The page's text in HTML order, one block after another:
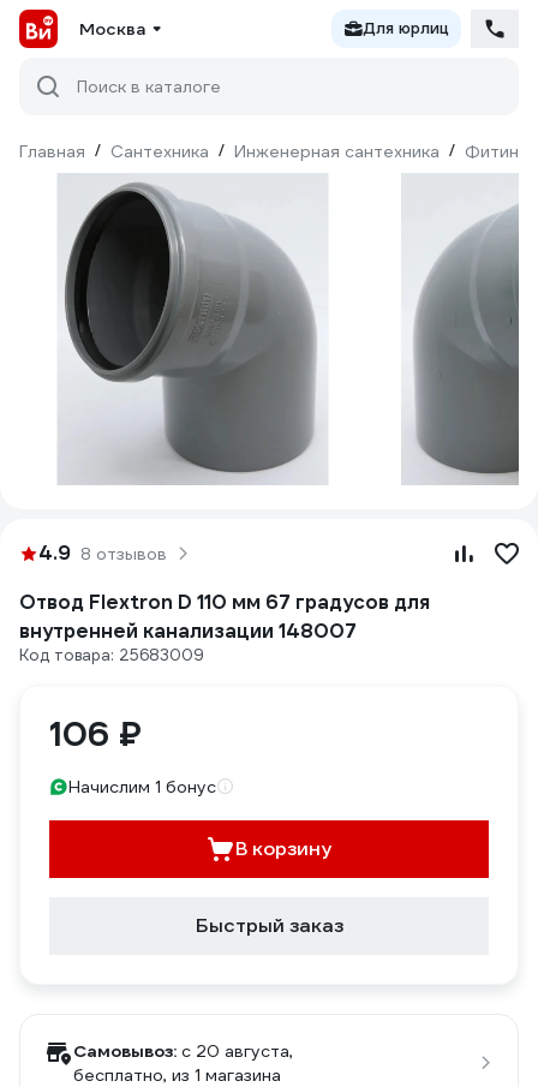
Москва Для юрлиц
Поиск в каталоге
Главная / Сантехника / Инженерная сантехника / Фитинги
4.9 8 отзывов
Отвод Flextron D 110 мм 67 градусов для
внутренней канализации 148007
Код товара: 25683009
106 ₽
Начислим 1 бонус
В корзину
Быстрый заказ
Самовывоз: c 20 августа,
бесплатно, из 1 магазина